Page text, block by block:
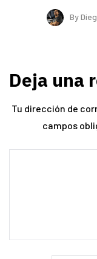
By
Deja una
Tu dirección de
campos